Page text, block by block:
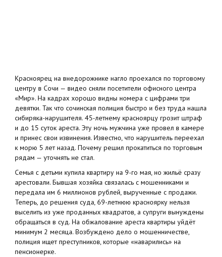
Красноярец на внедорожнике нагло проехался по торговому
центру в Сочи — видео сняли посетители офисного центра
«Мир». На кадрах хорошо видны номера с цифрами три
девятки. Так что сочинская полиция быстро и без труда нашла
сибиряка-нарушителя. 45-летнему красноярцу грозит штраф
и до 15 суток ареста. Эту ночь мужчина уже провел в камере
и принес свои извинения. Известно, что нарушитель переехал
к морю 5 лет назад. Почему решил прокатиться по торговым
рядам — уточнять не стал.
Семья с детьми купила квартиру на 9-го мая, но жильё сразу
арестовали. Бывшая хозяйка связалась с мошенниками и
передала им 6 миллионов рублей, вырученные с продажи.
Теперь, до решения суда, 69-летнюю красноярку нельзя
выселить из уже проданных квадратов, а супруги вынуждены
обращаться в суд. На обжалование ареста квартиры уйдёт
минимум 2 месяца. Возбуждено дело о мошенничестве,
полиция ищет преступников, которые «наварились» на
пенсионерке.